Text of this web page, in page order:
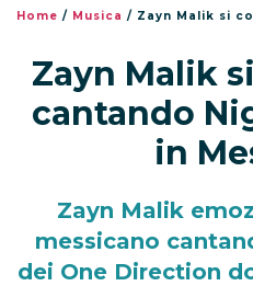
Home / Musica / Zayn Malik si
Zayn Malik
cantando
in
Zayn Malik
messicano
dei One Direction